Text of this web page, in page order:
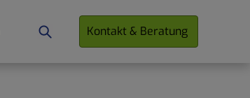
Kontakt & Beratung